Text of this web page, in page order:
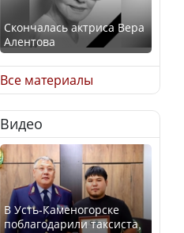
Скончалась актриса Вера
Алентова
В РФ вынесен заочный
приговор по уголовному
делу об убийстве Игоря
Талькова
Все материалы
Видео
В Усть-Каменогорске
поблагодарили таксиста,